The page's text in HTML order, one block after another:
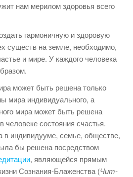
нам мерилом здоровья всего
гармоничную и здоровую
существ на земле, необходимо,
и мире. У каждого человека
может быть решена только
мира индивидуального, а
мира может быть решена
человеке состояния счастья.
в индивидууме, семье, обществе,
бы решена посредством
, являющейся прямым
Сознания-Блаженства (Чит-